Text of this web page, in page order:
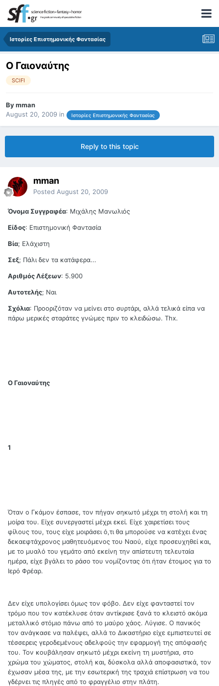
Ιστορίες Επιστημονικής Φαντασίας
Ο Γαιοναύτης
SCIFI
Bymman
August 20, 2009 in Ιστορίες Επιστημονικής Φαντασίας
Reply to this topic
mman
Posted August 20, 2009
Όνομα Συγγραφέα: Μιχάλης Μανωλιός
Είδος: Επιστημονική Φαντασία
Βία; Ελάχιστη
Σεξ; Πάλι δεν τα κατάφερα...
Αριθμός Λέξεων: 5.900
Αυτοτελής; Ναι
Σχόλια: Προοριζόταν να μείνει στο συρτάρι, αλλά τελικά είπα να
πάρω μερικές σταράτες γνώμες πριν το κλειδώσω. Thx.
Ο Γαιοναύτης
1
Όταν ο Γκάμον έσπασε, τον πήγαν σηκωτό μέχρι τη στολή και τη
μοίρα του. Είχε συνεργαστεί μέχρι εκεί. Είχε χαιρετίσει τους
φίλους του, τους είχε μοιράσει ό,τι θα μπορούσε να κατέχει ένας
δεκαεφτάχρονος μαθητευόμενος του Ναού, είχε προσευχηθεί και,
με το μυαλό του γεμάτο από εκείνη την απίστευτη τελευταία
ημέρα, είχε βγάλει το ράσο του νομίζοντας ότι ήταν έτοιμος για το
Ιερό Φρέαρ.
Δεν είχε υπολογίσει όμως τον φόβο. Δεν είχε φανταστεί τον
τρόμο που τον κατέκλυσε όταν αντίκρισε ξανά το κλειστό ακόμα
μεταλλικό στόμιο πάνω από το μαύρο χάος. Λύγισε. Ο πανικός
τον ανάγκασε να παλέψει, αλλά το Δικαστήριο είχε εμπιστευτεί σε
τέσσερεις γεροδεμένους αδελφούς την εφαρμογή της απόφασής
του. Τον κουβάλησαν σηκωτό μέχρι εκείνη τη μυστήρια, στο
χρώμα του χώματος, στολή και, δύσκολα αλλά αποφασιστικά, τον
έχωσαν μέσα της, με την εσωτερική της τραχιά επίστρωση να του
γδέρνει τις πληγές από το φραγγέλιο στην πλάτη.